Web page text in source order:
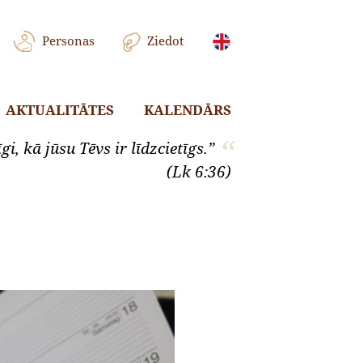
Personas Ziedot
AKTUALITĀTES KALENDĀRS
kā jūsu Tēvs ir līdzcietīgs.”
(Lk 6:36)